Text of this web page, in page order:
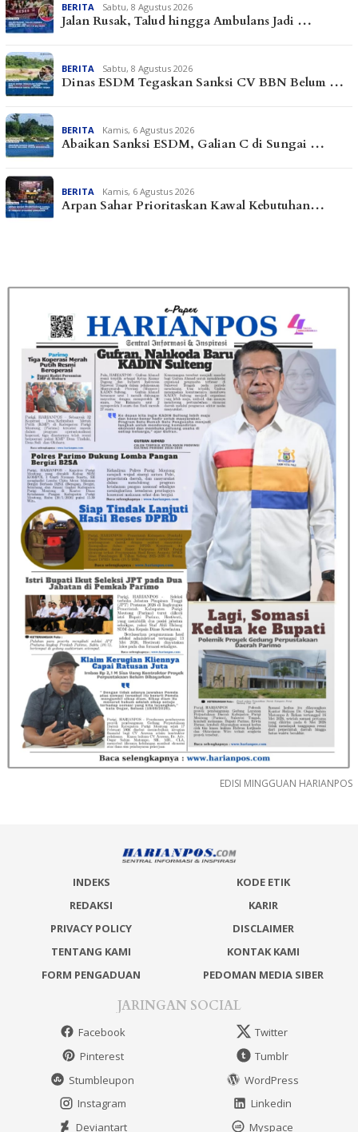
BERITA Sabtu, 8 Agustus 2026
Jalan Rusak, Talud hingga Ambulans Jadi …
BERITA Sabtu, 8 Agustus 2026
Dinas ESDM Tegaskan Sanksi CV BBN Belum …
BERITA Kamis, 6 Agustus 2026
Abaikan Sanksi ESDM, Galian C di Sungai …
BERITA Kamis, 6 Agustus 2026
Arpan Sahar Prioritaskan Kawal Kebutuhan…
EDISI MINGGUAN HARIANPOS
INDEKS
KODE ETIK
REDAKSI
KARIR
PRIVACY POLICY
DISCLAIMER
TENTANG KAMI
KONTAK KAMI
FORM PENGADUAN
PEDOMAN MEDIA SIBER
JARINGAN SOCIAL
Facebook
Twitter
Pinterest
Tumblr
Stumbleupon
WordPress
Instagram
Linkedin
Deviantart
Myspace